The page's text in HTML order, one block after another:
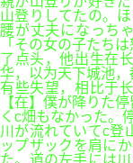
山登りしてたの。
腰が丈夫になっち
「その女の子たち
了点头，他出生在
华，以为天下城池
有些失望，相比于
【在】僕が降りた
くc畑もなかった。
川が流れていてc登
ップザックを肩に
た。道の左手には